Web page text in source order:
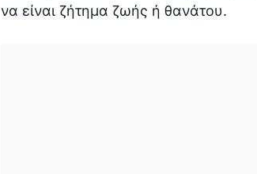
να είναι ζήτημα ζωής ή θανάτου.